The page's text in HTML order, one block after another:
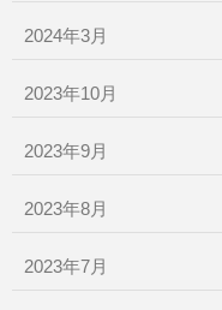
2024年3月
2023年10月
2023年9月
2023年8月
2023年7月